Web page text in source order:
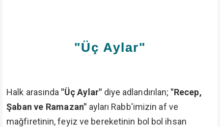
"Üç Aylar"
Halk arasında "Üç Aylar" diye adlandırılan; "Recep,
Şaban ve Ramazan" ayları Rabb'imizin af ve
mağfiretinin, feyiz ve bereketinin bol bol ihsan